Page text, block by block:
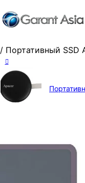
/ Портативный SSD